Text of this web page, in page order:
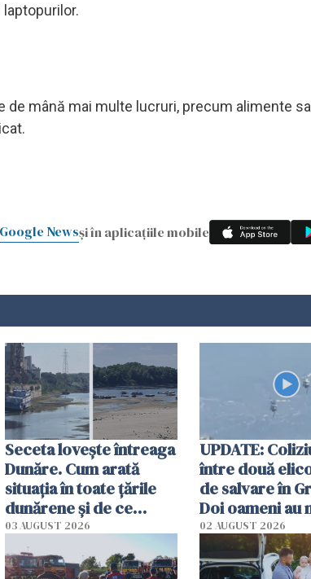
mână mai multe lucruri, precum alimente
Google Newsși în aplicațiile mobile
Seceta lovește întreaga
Dunăre. Cum arată
situația în toate țările
dunărene și de ce
România resimte
efectele, deși a plouat
în iulie
03 AUGUST 2026
UPDATE:
între două
de salvare în
Doi oameni au
02 AUGUST 2026